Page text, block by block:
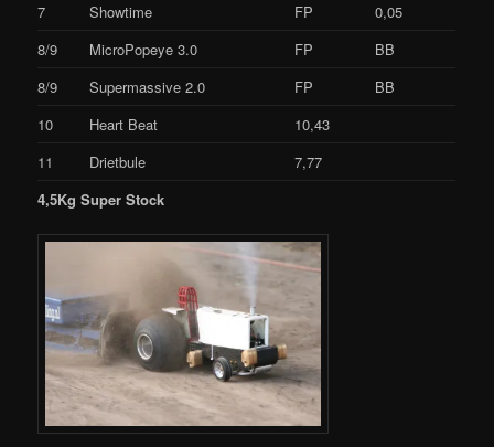
7
Showtime FP
0,05
8/9
MicroPopeye 3.0 FP
BB
8/9
Supermassive 2.0 FP
BB
10
Heart Beat
10,43
11
Drietbule
7,77
4,5Kg Super Stock